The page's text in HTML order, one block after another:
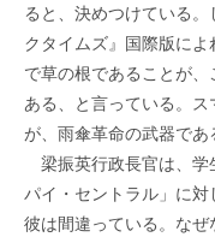
ると、決めつけている
クタイムズ』国際版に
で草の根であることが
ある、と言っている。
が、雨傘革命の武器であ
梁振英行政長官は、学
パイ・セントラル」に対
彼は間違っている。な